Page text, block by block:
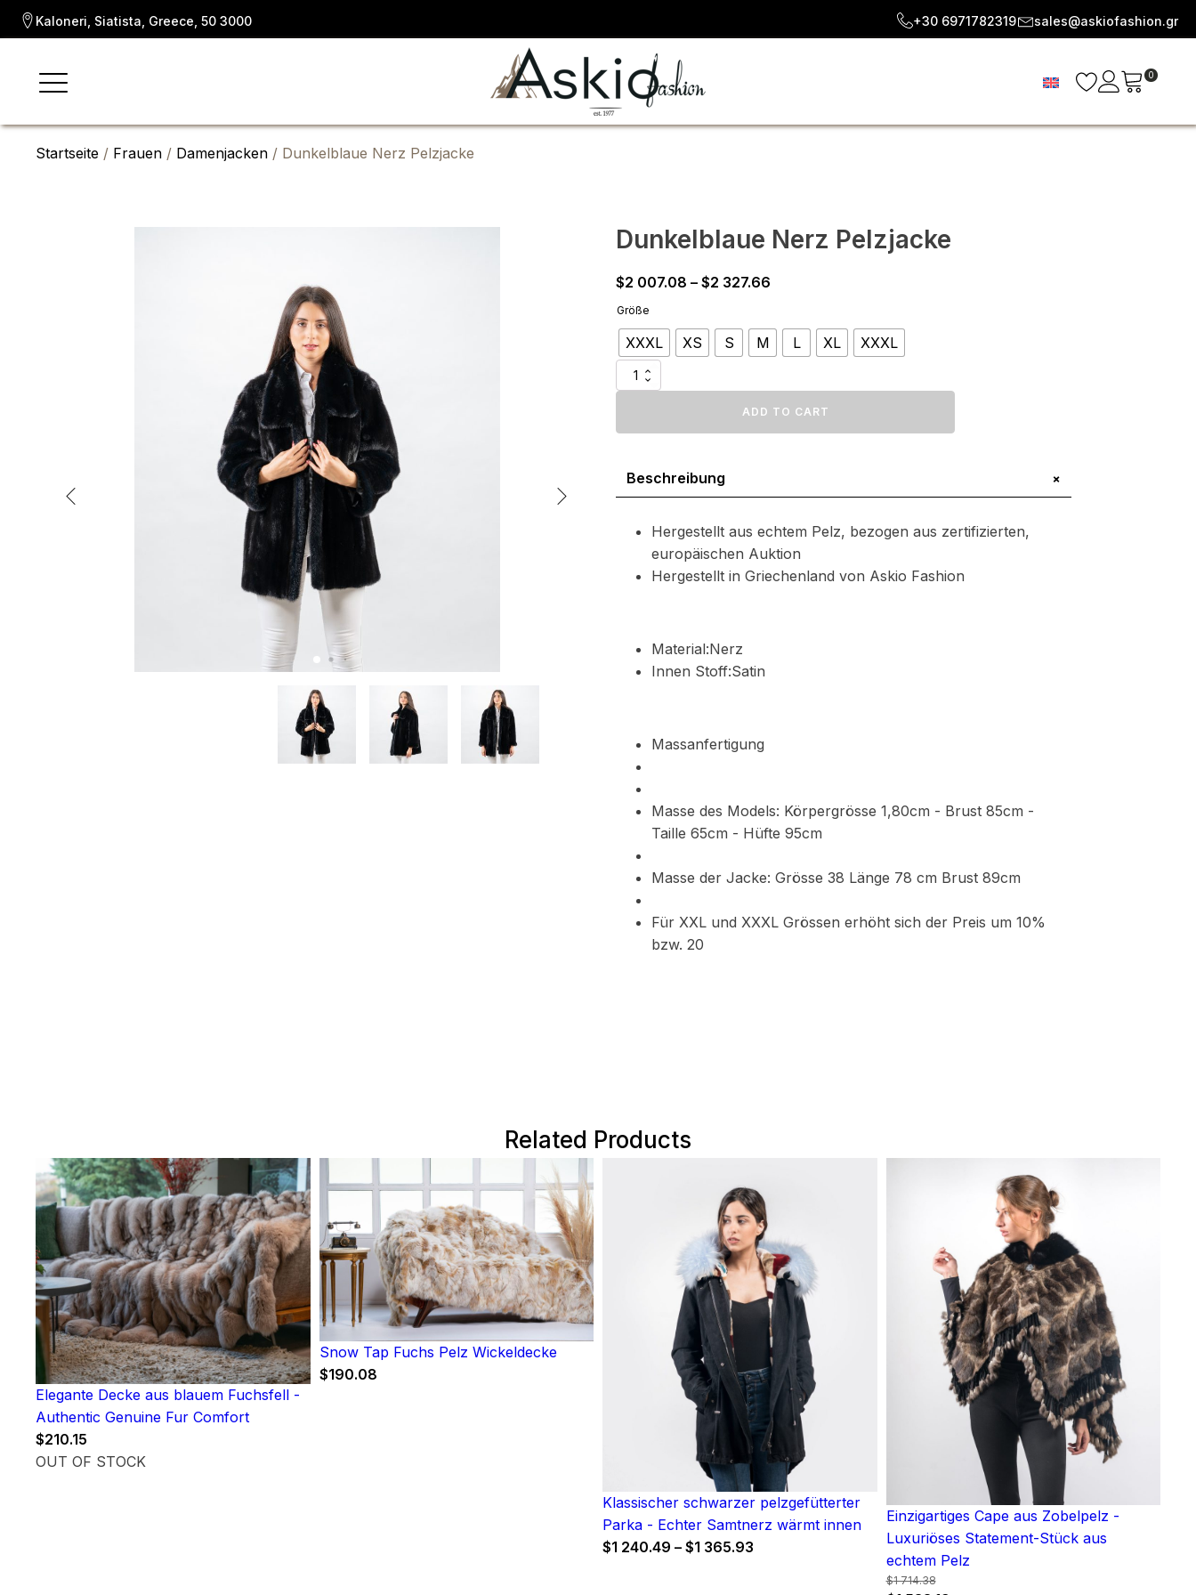
Kaloneri, Siatista, Greece, 50 3000 +30 6971782319 sales@askiofashion.gr
0
Startseite / Frauen / Damenjacken / Dunkelblaue Nerz Pelzjacke
Dunkelblaue Nerz Pelzjacke
$2 007.08 – $2 327.66
$2
007.08
$2
327.66
Größe
XXXL XS S M L XL XXXL
Dunkelblaue
Nerz
ADD TO CART
Beschreibung +
Hergestellt aus echtem Pelz, bezogen aus zertifizierten,
europäischen Auktion
Hergestellt in Griechenland von Askio Fashion
Material:Nerz
Innen Stoff:Satin
Massanfertigung
Masse des Models: Körpergrösse 1,80cm - Brust 85cm -
Taille 65cm - Hüfte 95cm
Masse der Jacke: Grösse 38 Länge 78 cm Brust 89cm
Für XXL und XXXL Grössen erhöht sich der Preis um 10%
bzw. 20
Related Products
Elegante Decke aus blauem Fuchsfell -
Authentic Genuine Fur Comfort
$210.15
OUT OF STOCK
Snow Tap Fuchs Pelz Wickeldecke
$190.08
Klassischer schwarzer pelzgefütterter
Parka - Echter Samtnerz wärmt innen
$1 240.49 – $1 365.93
Einzigartiges Cape aus Zobelpelz -
Luxuriöses Statement-Stück aus
echtem Pelz
$1 714.38